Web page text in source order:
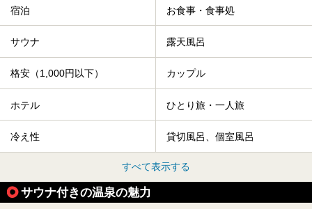
宿泊 お食事・食事処
サウナ 露天風呂
格安（1,000円以下） カップル
ホテル ひとり旅・一人旅
冷え性 貸切風呂、個室風呂
すべて表示する
サウナ付きの温泉の魅力